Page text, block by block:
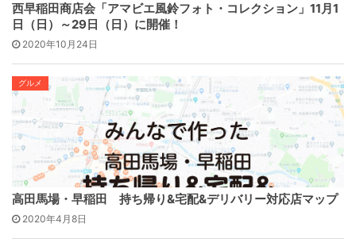
西早稲田商店会「アマビエ風鈴フォト・コレクション」11月1
日（日）～29日（日）に開催！
2020年10月24日
グルメ
高田馬場・早稲田 持ち帰り&宅配&デリバリー対応店マップ
2020年4月8日